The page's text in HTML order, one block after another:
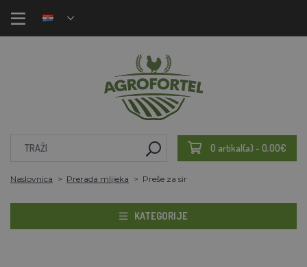
0 artikal(a) - 0,00€
Naslovnica Prerada mlijeka Preše za sir
KATEGORIJE